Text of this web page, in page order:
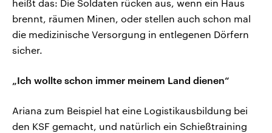
heißt das: Die Soldaten rücken aus, wenn ein Haus
brennt, räumen Minen, oder stellen auch schon mal
die medizinische Versorgung in entlegenen Dörfern
sicher.
„Ich wollte schon immer meinem Land dienen“
Ariana zum Beispiel hat eine Logistikausbildung bei
den KSF gemacht, und natürlich ein Schießtraining